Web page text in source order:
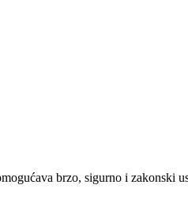
brzo, sigurno i zakonski